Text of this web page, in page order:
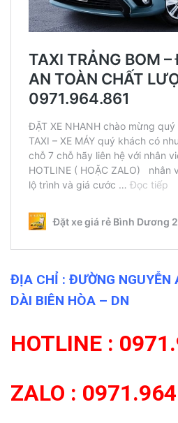
ĐỊA CHỈ : ĐƯỜNG NGUYỄN
DÀI BIÊN HÒA – DN
HOTLINE :
ZALO :